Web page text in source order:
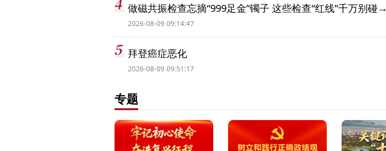
做磁共振检查忘摘“999足金”镯子 这些检查“红线”千万别碰→
2026-08-09 09:14:47
拜登癌症恶化
2026-08-09 09:51:17
专题